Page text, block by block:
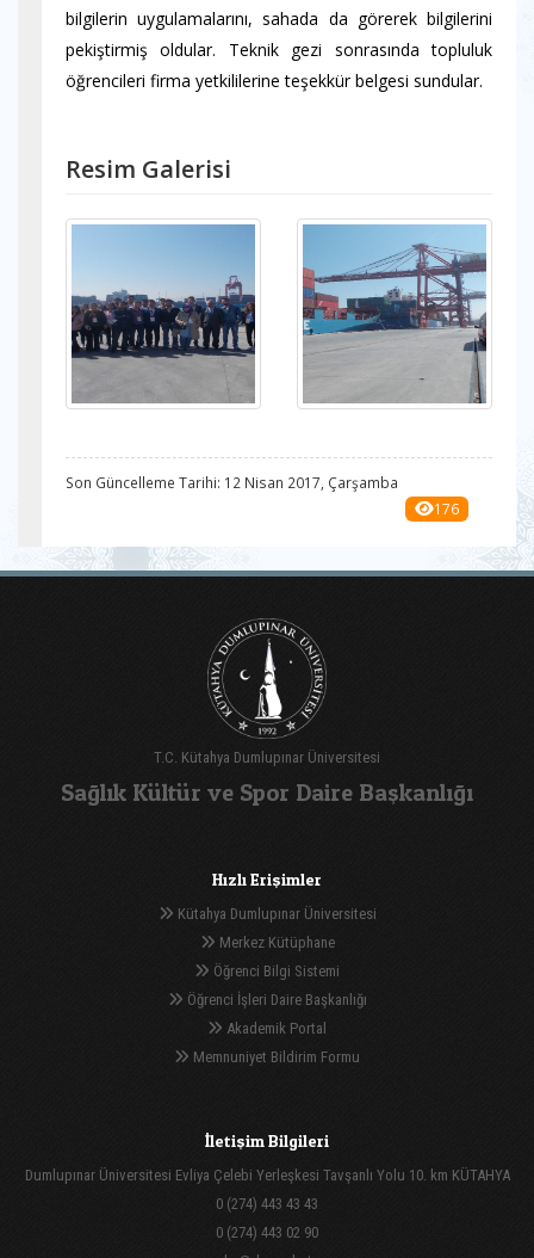
bilgilerin uygulamalarını, sahada da görerek bilgilerini
pekiştirmiş oldular. Teknik gezi sonrasında topluluk
öğrencileri firma yetkililerine teşekkür belgesi sundular.
Resim Galerisi
Son Güncelleme Tarihi: 12 Nisan 2017, Çarşamba
176
T.C. Kütahya Dumlupınar Üniversitesi
Sağlık Kültür ve Spor Daire Başkanlığı
Hızlı Erişimler
Kütahya Dumlupınar Üniversitesi
Merkez Kütüphane
Öğrenci Bilgi Sistemi
Öğrenci İşleri Daire Başkanlığı
Akademik Portal
Memnuniyet Bildirim Formu
İletişim Bilgileri
Dumlupınar Üniversitesi Evliya Çelebi Yerleşkesi Tavşanlı Yolu 10. km KÜTAHYA
0 (274) 443 43 43
0 (274) 443 02 90